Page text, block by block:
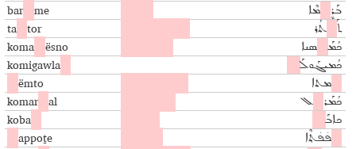
bar me ܒܰܪܷ ܡܶܐ
ta tor ܬܰ ܬܳܪ
koma ësno ܟܳܡܰ ܣܢܐ
komigawla ܟܳܡܝܓܰܘܠܰ
ëmto ܡܬܐ
komar al ܟܳܡܰܪ ܠ
koba ܟܐܒܰ
appoṯe ܦ̇ܦ̇ܬ݂ܶܐ